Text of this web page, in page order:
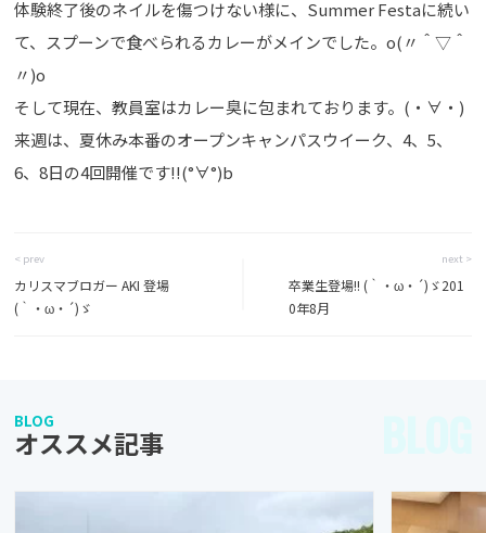
体験終了後のネイルを傷つけない様に、Summer Festaに続い
て、スプーンで食べられるカレーがメインでした。o(〃＾▽＾
〃)o
そして現在、教員室はカレー臭に包まれております。(・∀・)
来週は、夏休み本番のオープンキャンパスウイーク、4、5、
6、8日の4回開催です!!(°∀°)b
< prev
カリスマブロガー AKI 登場
(｀・ω・´)ゞ
next >
卒業生登場!! (｀・ω・´)ゞ201
0年8月
BLOG
オススメ記事